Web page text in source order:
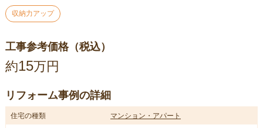
収納力アップ
工事参考価格（税込）
約15万円
リフォーム事例の詳細
住宅の種類 マンション・アパート